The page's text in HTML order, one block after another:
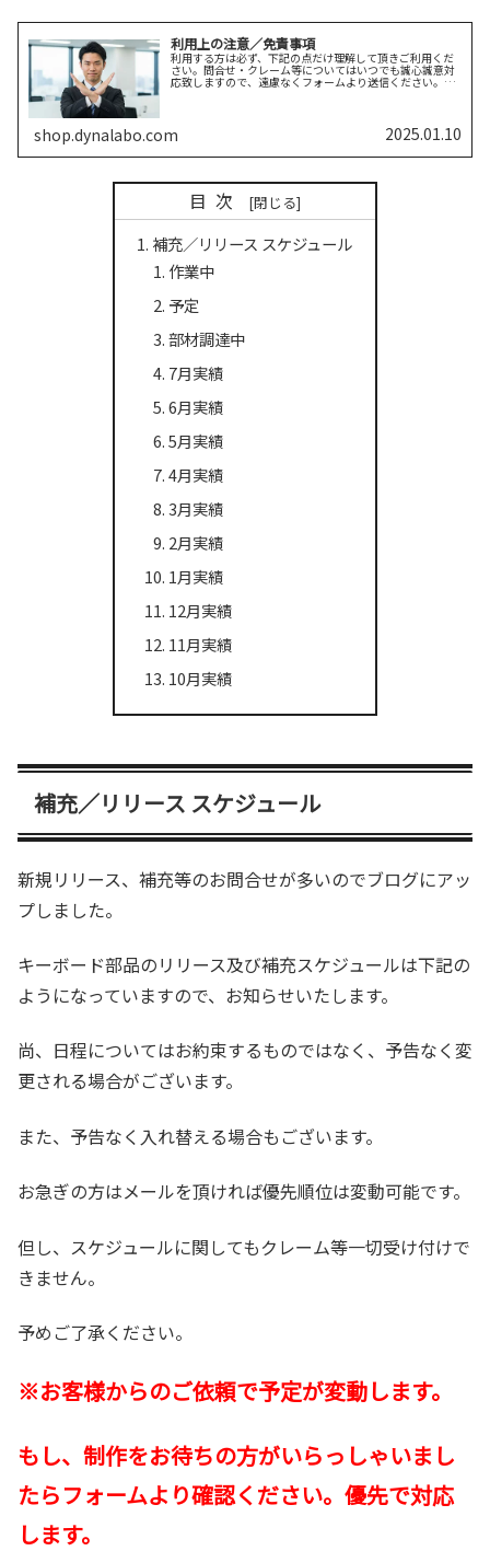
利用上の注意／免責事項
利用する方は必ず、下記の点だけ理解して頂きご利用くだ
さい。問合せ・クレーム等についてはいつでも誠心誠意対
応致しますので、遠慮なくフォームより送信ください。免
shop.dynalabo.com 2025.01.10
目次
補充／リリース スケジュール
作業中
予定
部材調達中
7月実績
6月実績
5月実績
4月実績
3月実績
2月実績
1月実績
12月実績
11月実績
10月実績
補充／リリース スケジュール
新規リリース、補充等のお問合せが多いのでブログにアッ
プしました。
キーボード部品のリリース及び補充スケジュールは下記の
ようになっていますので、お知らせいたします。
尚、日程についてはお約束するものではなく、予告なく変
更される場合がございます。
また、予告なく入れ替える場合もございます。
お急ぎの方はメールを頂ければ優先順位は変動可能です。
但し、スケジュールに関してもクレーム等一切受け付けで
きません。
予めご了承ください。
※お客様からのご依頼で予定が変動します。
もし、制作をお待ちの方がいらっしゃいまし
たらフォームより確認ください。優先で対応
します。